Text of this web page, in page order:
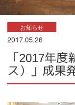
お知らせ
2017.05.26
「2017年
ス）」成果